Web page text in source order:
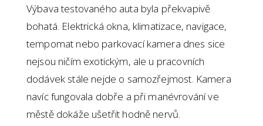
Výbava testovaného auta byla překvapivě
bohatá. Elektrická okna, klimatizace, navigace,
tempomat nebo parkovací kamera dnes sice
nejsou ničím exotickým, ale u pracovních
dodávek stále nejde o samozřejmost. Kamera
navíc fungovala dobře a při manévrování ve
městě dokáže ušetřit hodně nervů.